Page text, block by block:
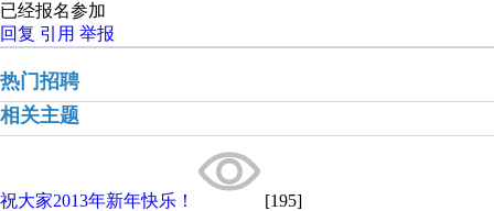
已经报名参加
回复 引用 举报
热门招聘
相关主题
祝大家2013年新年快乐！ [195]